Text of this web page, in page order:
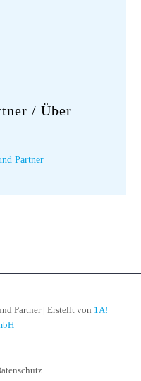
/ Über
Partner
Partner | Erstellt von 1A!